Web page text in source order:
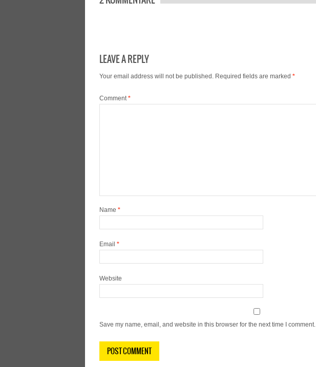
LEAVE A REPLY
Your email address will not be published. Required fields are marked *
Comment*
Name *
Email *
Website
Save my name, email, and website in this browser for the next time I comment.